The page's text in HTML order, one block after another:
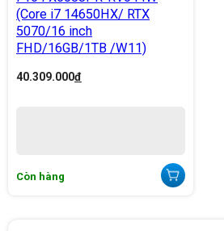
(Core i7 14650HX/ RTX
5070/16 inch
FHD/16GB/1TB /W11)
40.309.000đ
Còn hàng